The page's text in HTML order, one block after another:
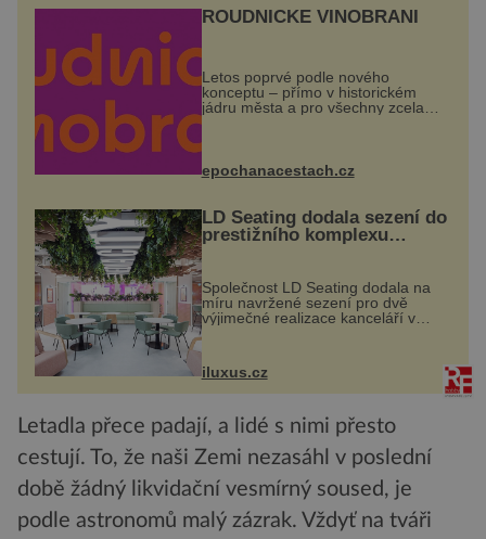
ROUDNICKÉ VINOBRANÍ
Letos poprvé podle nového
konceptu – přímo v historickém
jádru města a pro všechny zcela
zdarma. Hlavní program se
náměstí. Návštěvníci se mohou těšit
na víno, burčák, pes...
epochanacestach.cz
LD Seating dodala sezení do
prestižního komplexu
MediaCityUK v Salfordu
Společnost LD Seating dodala na
míru navržené sezení pro dvě
výjimečné realizace kanceláří v
areálu MediaCityUK v anglickém
Tower a Orange Tower. Komplex
budov Media...
iluxus.cz
Letadla přece padají, a lidé s nimi přesto
cestují. To, že naši Zemi nezasáhl v poslední
době žádný likvidační vesmírný soused, je
podle astronomů malý zázrak. Vždyť na tváři